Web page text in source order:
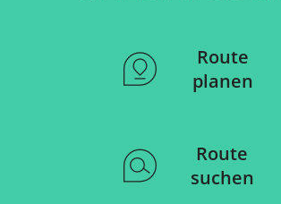
Route
planen
Route
suchen